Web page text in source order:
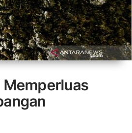
Memperluas
Nikel Terbukti Memperluas Dampak